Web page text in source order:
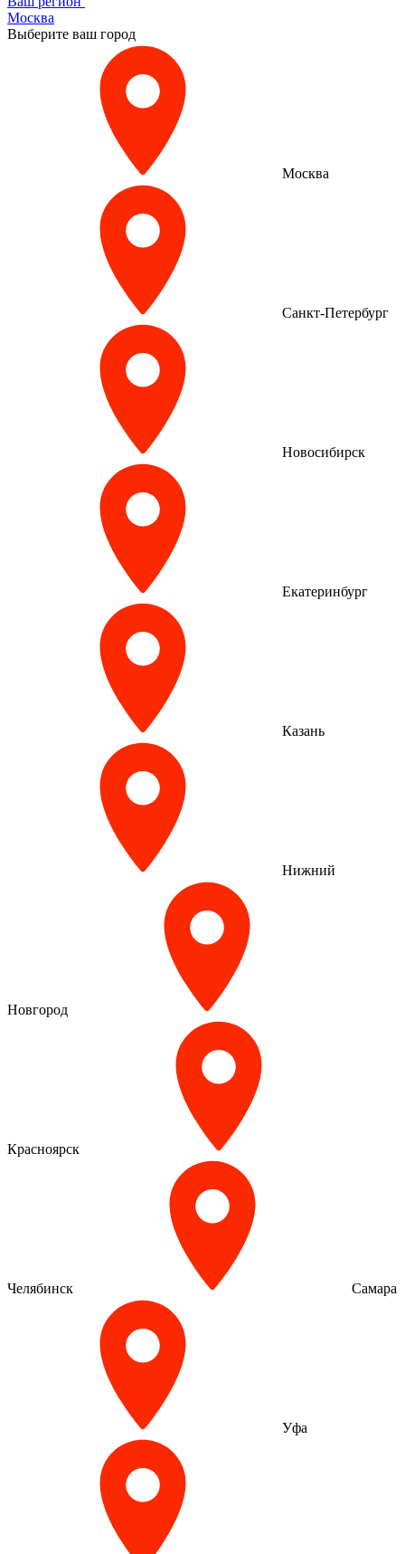
Москва
Выберите ваш город
Москва
Санкт-Петербург
Новосибирск
Екатеринбург
Казань
Нижний
Новгород
Красноярск
Челябинск Самара
Уфа